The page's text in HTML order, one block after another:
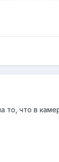
то, что в